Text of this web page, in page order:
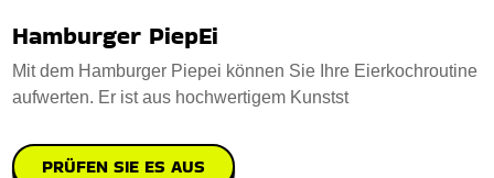
Hamburger PiepEi
Mit dem Hamburger Piepei können Sie Ihre Eierkochroutine
aufwerten. Er ist aus hochwertigem Kunstst
PRÜFEN SIE ES AUS